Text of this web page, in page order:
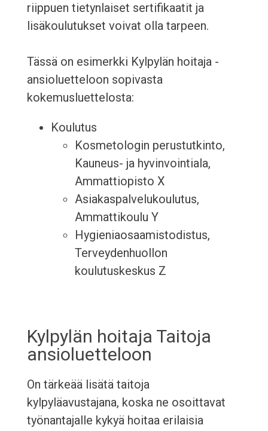
riippuen tietynlaiset sertifikaatit ja
lisäkoulutukset voivat olla tarpeen.
Tässä on esimerkki Kylpylän hoitaja -
ansioluetteloon sopivasta
kokemusluettelosta:
Koulutus
Kosmetologin perustutkinto,
Kauneus- ja hyvinvointiala,
Ammattiopisto X
Asiakaspalvelukoulutus,
Ammattikoulu Y
Hygieniaosaamistodistus,
Terveydenhuollon
koulutuskeskus Z
Kylpylän hoitaja Taitoja
ansioluetteloon
On tärkeää lisätä taitoja
kylpyläavustajana, koska ne osoittavat
työnantajalle kykyä hoitaa erilaisia